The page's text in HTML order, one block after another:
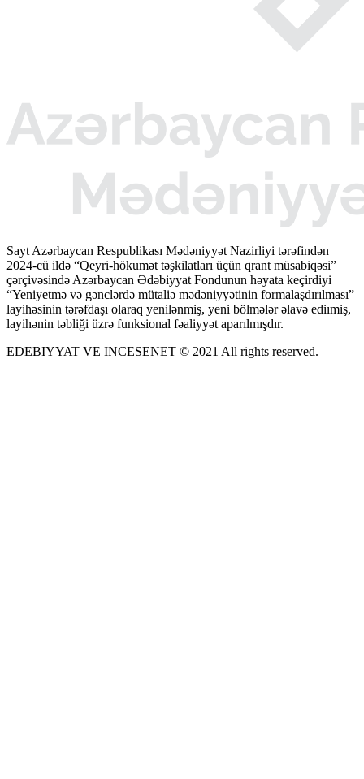
Sayt Azərbaycan Respublikası Mədəniyyət Nazirliyi tərəfindən
2024-cü ildə “Qeyri-hökumət təşkilatları üçün qrant müsabiqəsi”
çərçivəsində Azərbaycan Ədəbiyyat Fondunun həyata keçirdiyi
“Yeniyetmə və gənclərdə mütaliə mədəniyyətinin formalaşdırılması”
layihəsinin tərəfdaşı olaraq yenilənmiş, yeni bölmələr əlavə ediımiş,
layihənin təbliği üzrə funksional fəaliyyət aparılmışdır.
EDEBIYYAT VE INCESENET © 2021 All rights reserved.